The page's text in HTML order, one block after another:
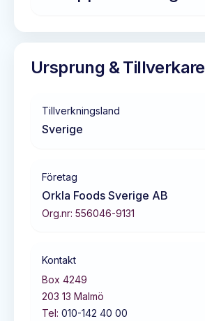
Ursprung & Tillverkare
Tillverkningsland
Sverige
Företag
Orkla Foods Sverige AB
Org.nr: 556046-9131
Kontakt
Box 4249
203 13 Malmö
Tel: 010-142 40 00